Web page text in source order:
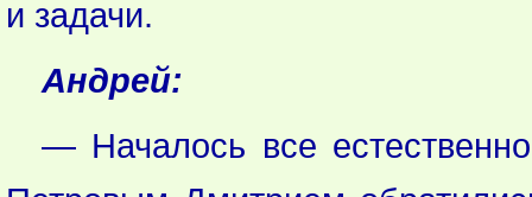
и задачи.
Андрей:
— Началось все